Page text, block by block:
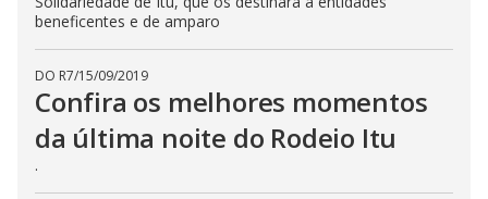
beneficentes e de amparo
DO R7/15/09/2019
Confira os melhores momentos
da última noite do Rodeio Itu
.